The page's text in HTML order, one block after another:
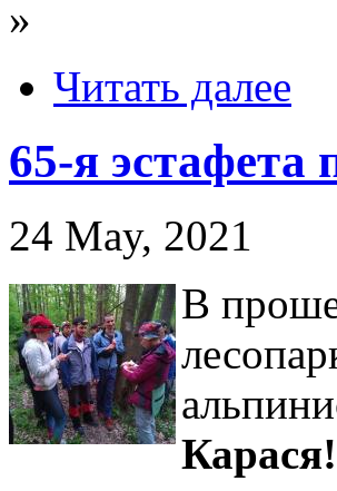
»
Читать далее
65-я эстафета
24 May, 2021
В
Карася!